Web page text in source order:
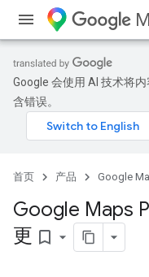
Google 会使用 AI 技术将
含错误。
首页 产品 Google
Google Maps
更 bookmark_border